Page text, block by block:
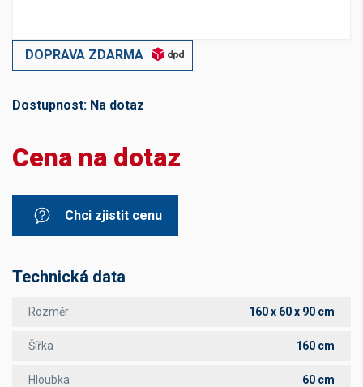
DOPRAVA ZDARMA
Dostupnost: Na dotaz
Cena na dotaz
Chci zjistit cenu
Technická data
Rozměr 160 x 60 x 90 cm
Šířka 160 cm
Hloubka 60 cm